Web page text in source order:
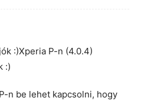
:)Xperia P-n (4.0.4)
:)
n be lehet kapcsolni, hogy